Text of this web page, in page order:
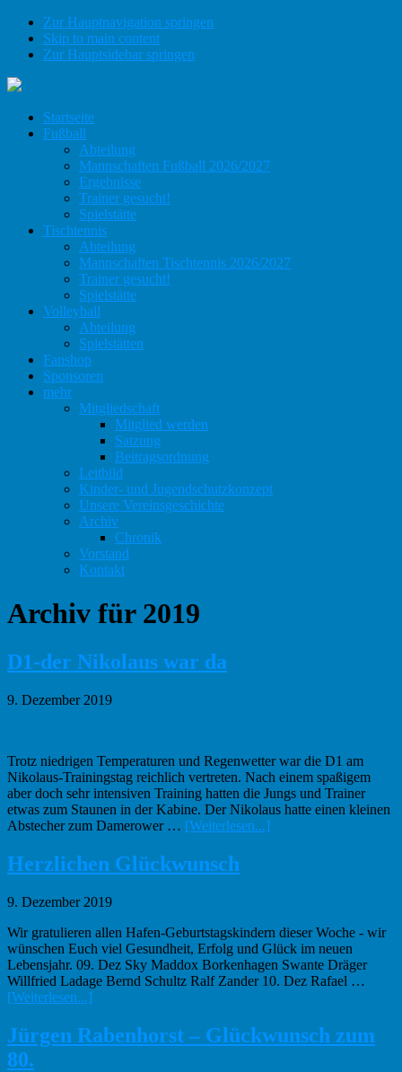
Zur Hauptnavigation springen
Skip to main content
Zur Hauptsidebar springen
Startseite
Fußball
Abteilung
Mannschaften Fußball 2026/2027
Ergebnisse
Trainer gesucht!
Spielstätte
Tischtennis
Abteilung
Mannschaften Tischtennis 2026/2027
Trainer gesucht!
Spielstätte
Volleyball
Abteilung
Spielstätten
Fanshop
Sponsoren
mehr
Mitgliedschaft
Mitglied werden
Satzung
Beitragsordnung
Leitbild
Kinder- und Jugendschutzkonzept
Unsere Vereinsgeschichte
Archiv
Chronik
Vorstand
Kontakt
Archiv für 2019
D1-der Nikolaus war da
9. Dezember 2019
Trotz niedrigen Temperaturen und Regenwetter war die D1 am
Nikolaus-Trainingstag reichlich vertreten. Nach einem spaßigem
aber doch sehr intensiven Training hatten die Jungs und Trainer
etwas zum Staunen in der Kabine. Der Nikolaus hatte einen kleinen
Abstecher zum Damerower … [Weiterlesen...]
da
Herzlichen Glückwunsch
9. Dezember 2019
Wir gratulieren allen Hafen-Geburtstagskindern dieser Woche - wir
wünschen Euch viel Gesundheit, Erfolg und Glück im neuen
Lebensjahr. 09. Dez Sky Maddox Borkenhagen Swante Dräger
Willfried Ladage Bernd Schultz Ralf Zander 10. Dez Rafael …
[Weiterlesen...]
Plugin
Herzlichen
Jürgen Rabenhorst – Glückwunsch zum
80.